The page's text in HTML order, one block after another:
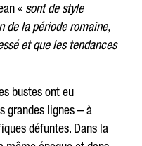
« sont de style
de la période romaine,
et que les tendances
bustes ont eu
grandes lignes – à
défuntes. Dans la